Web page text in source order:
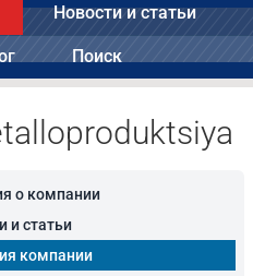
Новости и статьи
Поиск
о компании
и статьи
компании